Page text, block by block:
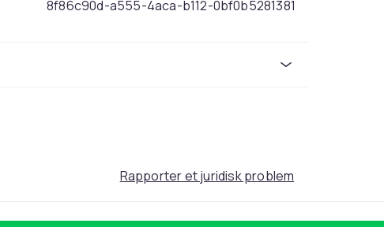
8f86c90d-a555-4aca-b112-0bf0b5281381
Rapporter et juridisk problem